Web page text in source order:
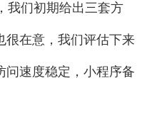
我们初期给出三套方
很在意，我们评估下来
问速度稳定，小程序备